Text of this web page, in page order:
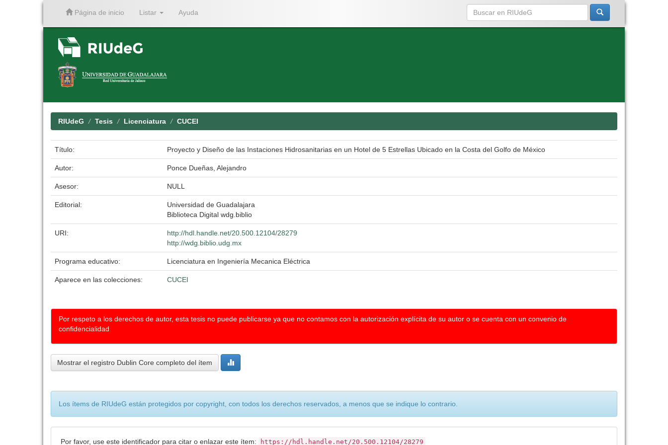
Página de inicio Listar Ayuda
RIUdeG Tesis Licenciatura CUCEI
Título: Proyecto y Diseño de las Instaciones Hidrosanitarias en un Hotel de 5 Estrellas Ubicado en la Costa del Golfo de México
Autor: Ponce Dueñas, Alejandro
Asesor: NULL
Editorial:
Universidad de Guadalajara
Biblioteca Digital wdg.biblio
URI:
http://hdl.handle.net/20.500.12104/28279
http://wdg.biblio.udg.mx
Programa educativo: Licenciatura en Ingeniería Mecanica Eléctrica
Aparece en las colecciones: CUCEI
Por respeto a los derechos de autor, esta tesis no puede publicarse ya que no contamos con la autorización explícita de su autor o se cuenta con un convenio de
confidencialidad
Mostrar el registro Dublin Core completo del ítem
Los ítems de RIUdeG están protegidos por copyright, con todos los derechos reservados, a menos que se indique lo contrario.
Por favor, use este identificador para citar o enlazar este ítem: https://hdl.handle.net/20.500.12104/28279